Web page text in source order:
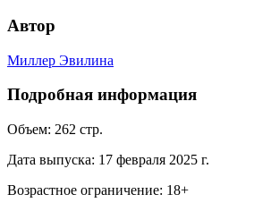
Автор
Миллер Эвилина
Подробная информация
Объем: 262 стр.
Дата выпуска: 17 февраля 2025 г.
Возрастное ограничение: 18+